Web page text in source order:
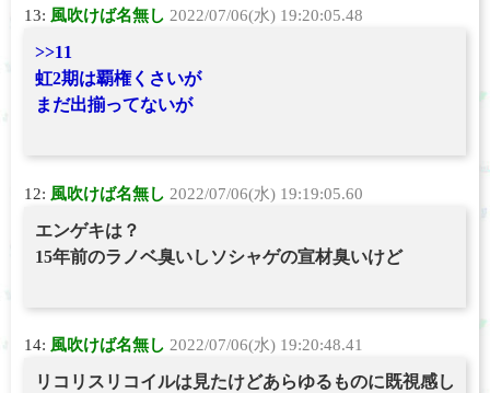
13: 風吹けば名無し 2022/07/06(水) 19:20:05.48
>>11
虹2期は覇権くさいが
まだ出揃ってないが
12: 風吹けば名無し 2022/07/06(水) 19:19:05.60
エンゲキは？
15年前のラノベ臭いしソシャゲの宣材臭いけど
14: 風吹けば名無し 2022/07/06(水) 19:20:48.41
リコリスリコイルは見たけどあらゆるものに既視感し